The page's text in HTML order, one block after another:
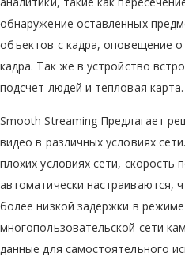
обнаружение оставленных
объектов с кадра, оповещение
кадра. Так же в устройство
подсчет людей и тепловая карта.
Smooth Streaming Предлагает
видео в различных условиях
плохих условиях сети, скорость
автоматически настраиваются,
более низкой задержки в
многопользовательской сети
данные для самостоятельного